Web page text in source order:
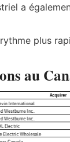
a
plus
au